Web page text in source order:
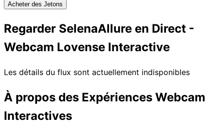
Acheter des Jetons
Regarder SelenaAllure en Direct -
Webcam Lovense Interactive
Les détails du flux sont actuellement indisponibles
À propos des Expériences Webcam
Interactives